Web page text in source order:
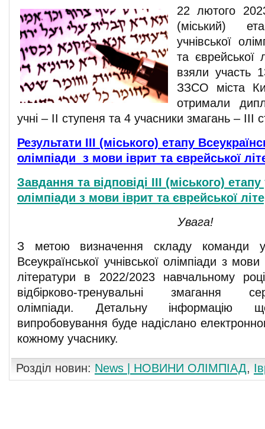
22 лютого
(міський)
учнівської
та єврейської
взяли участь
ЗЗСО міста
отримали
учні – ІІ ступеня та 4 учасники змагань – ІІІ
Результати ІІІ (міського) етапу
олімпіади з мови іврит та єврейської
Завдання та відповіді ІІІ (міського) етапу
олімпіади з мови іврит та єврейської
Увага!
З метою визначення складу команди
Всеукраїнської учнівської олімпіади з
літератури в 2022/2023 навчальному
відбірково-тренувальні змагання
олімпіади. Детальну інформацію
випробовування буде надіслано
кожному учаснику.
Розділ новин: News | НОВИНИ ОЛІМПІАД,